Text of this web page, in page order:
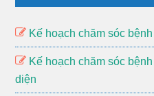
Kế hoạch chăm sóc
Kế hoạch chăm sóc
diện